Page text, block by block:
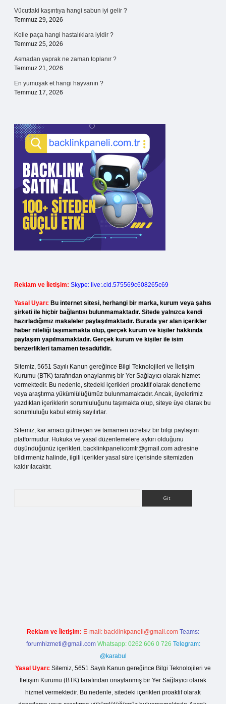
Vücuttaki kaşıntıya hangi sabun iyi gelir ?
Temmuz 29, 2026
Kelle paça hangi hastalıklara iyidir ?
Temmuz 25, 2026
Asmadan yaprak ne zaman toplanır ?
Temmuz 21, 2026
En yumuşak et hangi hayvanın ?
Temmuz 17, 2026
Reklam ve İletişim: Skype: live:.cid.575569c608265c69
Yasal Uyarı: Bu internet sitesi, herhangi bir marka, kurum veya şahıs
şirketi ile hiçbir bağlantısı bulunmamaktadır. Sitede yalnızca kendi
hazırladığımız makaleler paylaşılmaktadır. Burada yer alan içerikler
haber niteliği taşımamakta olup, gerçek kurum ve kişiler hakkında
paylaşım yapılmamaktadır. Gerçek kurum ve kişiler ile isim
benzerlikleri tamamen tesadüfidir.
Sitemiz, 5651 Sayılı Kanun gereğince Bilgi Teknolojileri ve İletişim
Kurumu (BTK) tarafından onaylanmış bir Yer Sağlayıcı olarak hizmet
vermektedir. Bu nedenle, sitedeki içerikleri proaktif olarak denetleme
veya araştırma yükümlülüğümüz bulunmamaktadır. Ancak, üyelerimiz
yazdıkları içeriklerin sorumluluğunu taşımakta olup, siteye üye olarak bu
sorumluluğu kabul etmiş sayılırlar.
Sitemiz, kar amacı gütmeyen ve tamamen ücretsiz bir bilgi paylaşım
platformudur. Hukuka ve yasal düzenlemelere aykırı olduğunu
düşündüğünüz içerikleri, backlinkpanelicomtr@gmail.com adresine
bildirmeniz halinde, ilgili içerikler yasal süre içerisinde sitemizden
kaldırılacaktır.
Reklam ve İletişim: E-mail: backlinkpaneli@gmail.com Teams:
forumhizmeti@gmail.com Whatsapp: 0262 606 0 726 Telegram:
@karabul
Yasal Uyarı: Sitemiz, 5651 Sayılı Kanun gereğince Bilgi Teknolojileri ve
İletişim Kurumu (BTK) tarafından onaylanmış bir Yer Sağlayıcı olarak
hizmet vermektedir. Bu nedenle, sitedeki içerikleri proaktif olarak